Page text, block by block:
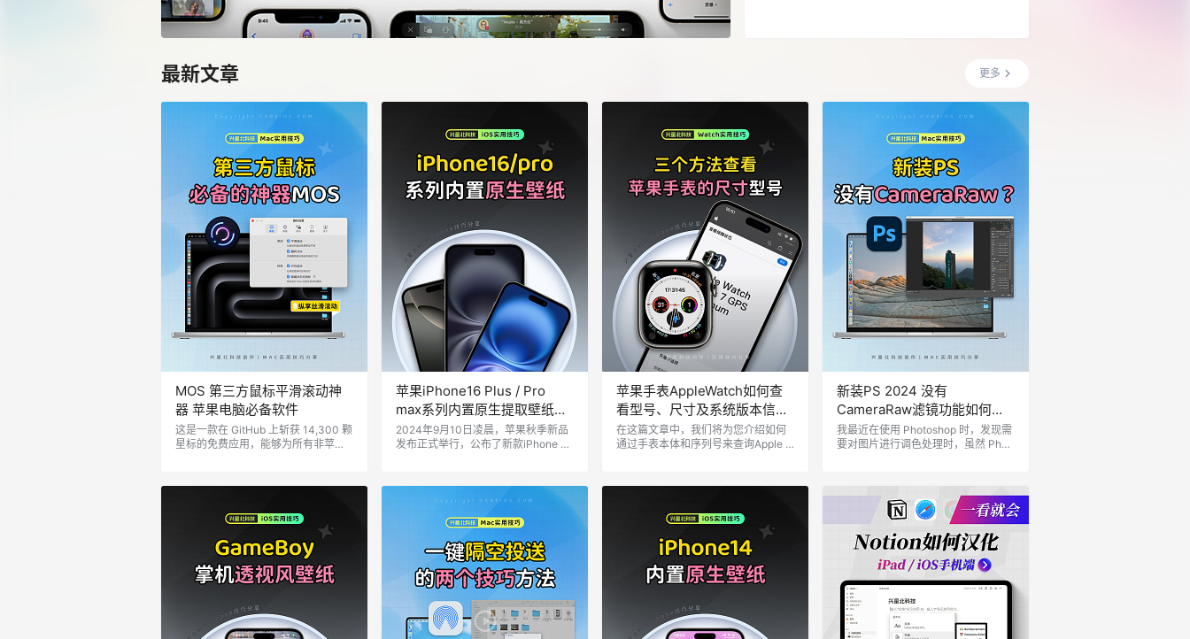
最新文章 更多
MOS 第三方鼠标平滑滚动神
器 苹果电脑必备软件
这是一款在 GitHub 上斩获 14,300 颗
星标的免费应用，能够为所有非苹果
0.11 及以上系统。如果你正被第三方
试试这款免费工具，为你的 Mac 带来
更加流畅的使用体验。 MOS界面十分
简单易用，提供平滑、方向的自定义
开关，也提供了一些滑动速度控制的D
IY设置，包括单次滚动最短距离、持
续…
苹果iPhone16 Plus / Pro
max系列内置原生提取壁纸原
图 [9P/2.7MB]
2024年9月10日凌晨，苹果秋季新品
发布正式举行，公布了新款iPhone 16
价格也已公布，一起来看看吧！ 其中i
Phone16 / plus 及Pro均为128G起
售，Pro Max机型则是256G起售，同
时我们也提取到了苹果16系列的原生
壁纸，让我们一睹为快吧：
苹果手表AppleWatch如何查
看型号、尺寸及系统版本信息
教程
在这篇文章中，我们将为您介绍如何
通过手表本体和序列号来查询Apple W
一、手表本体查看 我们翻到手表的背
文字母，上面就记录着关于您的苹果
手表的基本信息,如下： watch·series
7 45mm aluminum & ceramic case i
on-x glass gps wr-50m…
新装PS 2024 没有
CameraRaw滤镜功能如何解
决？Photoshop没有
CameraRaw及安装方法分享
我最近在使用 Photoshop 时，发现需
要对图片进行调色处理时，虽然 Phot
整，因为操作起来更方便。然而，当
我在菜单的滤镜选项中寻找 Camera
Raw 时，发现这个选项消失了。经过
一番查找，我发现现在需要单独安装
「Adobe Camera Raw 增效工具」插
件。为了帮助更多遇到类似问题的朋
友，下面详细分享…